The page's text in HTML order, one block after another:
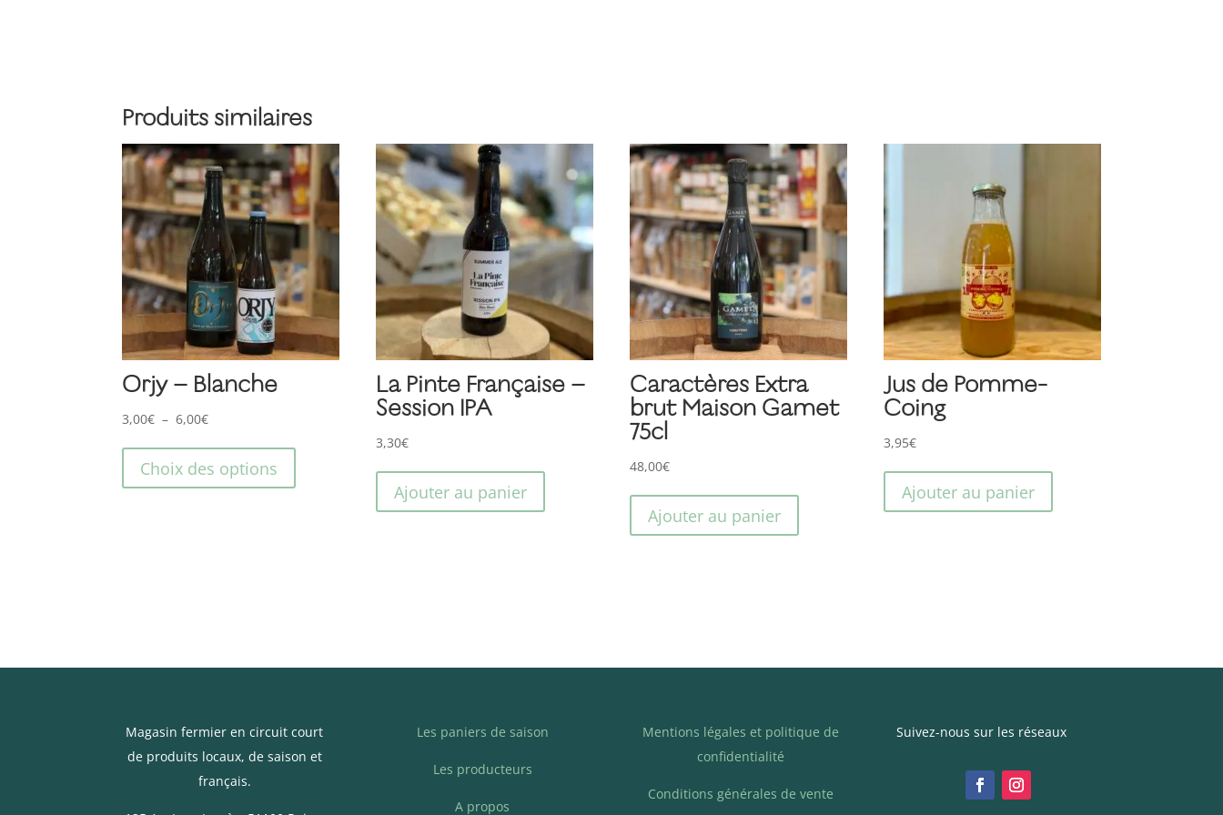
Produits similaires
Orjy – Blanche
3,00€ – 6,00€Plage
prix :
3,00€
Choix des options
a
page
du
La Pinte Française –
Session IPA
3,30€
Ajouter au panier
Caractères Extra
brut Maison Gamet
75cl
48,00€
Ajouter au panier
Jus de Pomme-
Coing
3,95€
Ajouter au panier
Magasin fermier en circuit court
de produits locaux, de saison et
français.
Les paniers de saison
Les producteurs
A propos
Mentions légales et politique de
confidentialité
Conditions générales de vente
Suivez-nous sur les réseaux